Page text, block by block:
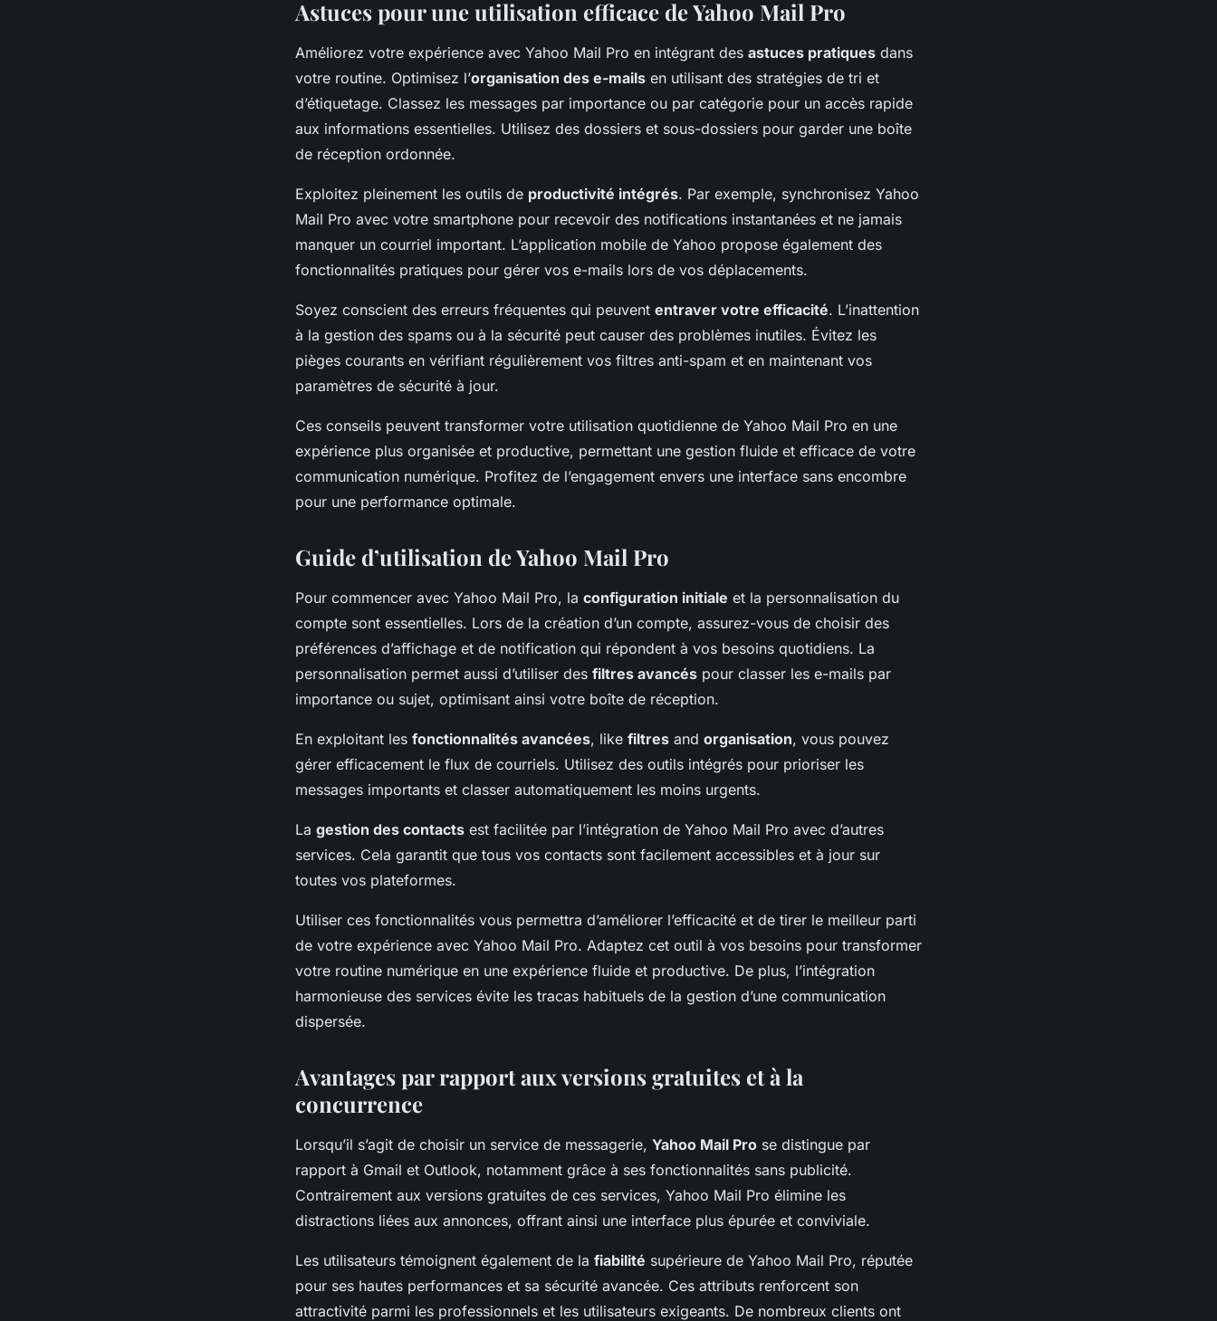
Astuces pour une utilisation efficace de Yahoo Mail Pro
Améliorez votre expérience avec Yahoo Mail Pro en intégrant des astuces pratiques dans
votre routine. Optimisez l’organisation des e-mails en utilisant des stratégies de tri et
d’étiquetage. Classez les messages par importance ou par catégorie pour un accès rapide
aux informations essentielles. Utilisez des dossiers et sous-dossiers pour garder une boîte
de réception ordonnée.
Exploitez pleinement les outils de productivité intégrés. Par exemple, synchronisez Yahoo
Mail Pro avec votre smartphone pour recevoir des notifications instantanées et ne jamais
manquer un courriel important. L’application mobile de Yahoo propose également des
fonctionnalités pratiques pour gérer vos e-mails lors de vos déplacements.
Soyez conscient des erreurs fréquentes qui peuvent entraver votre efficacité. L’inattention
à la gestion des spams ou à la sécurité peut causer des problèmes inutiles. Évitez les
pièges courants en vérifiant régulièrement vos filtres anti-spam et en maintenant vos
paramètres de sécurité à jour.
Ces conseils peuvent transformer votre utilisation quotidienne de Yahoo Mail Pro en une
expérience plus organisée et productive, permettant une gestion fluide et efficace de votre
communication numérique. Profitez de l’engagement envers une interface sans encombre
pour une performance optimale.
Guide d’utilisation de Yahoo Mail Pro
Pour commencer avec Yahoo Mail Pro, la configuration initiale et la personnalisation du
compte sont essentielles. Lors de la création d’un compte, assurez-vous de choisir des
préférences d’affichage et de notification qui répondent à vos besoins quotidiens. La
personnalisation permet aussi d’utiliser des filtres avancés pour classer les e-mails par
importance ou sujet, optimisant ainsi votre boîte de réception.
En exploitant les fonctionnalités avancées, like filtres and organisation, vous pouvez
gérer efficacement le flux de courriels. Utilisez des outils intégrés pour prioriser les
messages importants et classer automatiquement les moins urgents.
La gestion des contacts est facilitée par l’intégration de Yahoo Mail Pro avec d’autres
services. Cela garantit que tous vos contacts sont facilement accessibles et à jour sur
toutes vos plateformes.
Utiliser ces fonctionnalités vous permettra d’améliorer l’efficacité et de tirer le meilleur parti
de votre expérience avec Yahoo Mail Pro. Adaptez cet outil à vos besoins pour transformer
votre routine numérique en une expérience fluide et productive. De plus, l’intégration
harmonieuse des services évite les tracas habituels de la gestion d’une communication
dispersée.
Avantages par rapport aux versions gratuites et à la
concurrence
Lorsqu’il s’agit de choisir un service de messagerie, Yahoo Mail Pro se distingue par
rapport à Gmail et Outlook, notamment grâce à ses fonctionnalités sans publicité.
Contrairement aux versions gratuites de ces services, Yahoo Mail Pro élimine les
distractions liées aux annonces, offrant ainsi une interface plus épurée et conviviale.
Les utilisateurs témoignent également de la fiabilité supérieure de Yahoo Mail Pro, réputée
pour ses hautes performances et sa sécurité avancée. Ces attributs renforcent son
attractivité parmi les professionnels et les utilisateurs exigeants. De nombreux clients ont